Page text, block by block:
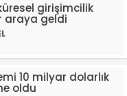
girişimcilik
araya geldi
10 milyar dolarlık
oldu